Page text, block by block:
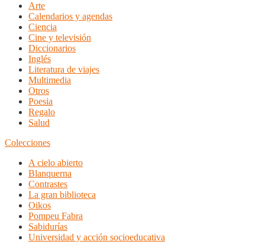
Arte
Calendarios y agendas
Ciencia
Cine y televisión
Diccionarios
Inglés
Literatura de viajes
Multimedia
Otros
Poesia
Regalo
Salud
Colecciones
A cielo abierto
Blanquerna
Contrastes
La gran biblioteca
Oikos
Pompeu Fabra
Sabidurías
Universidad y acción socioeducativa